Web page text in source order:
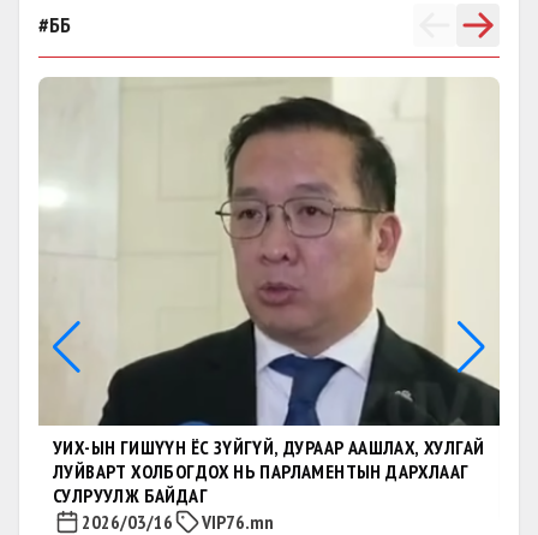
#ББ
УИХ-ЫН ГИШҮҮН ЁС ЗҮЙГҮЙ, ДУРААР ААШЛАХ, ХУЛГАЙ
ЛУЙВАРТ ХОЛБОГДОХ НЬ ПАРЛАМЕНТЫН ДАРХЛААГ
СУЛРУУЛЖ БАЙДАГ
2026/03/16
VIP76.mn